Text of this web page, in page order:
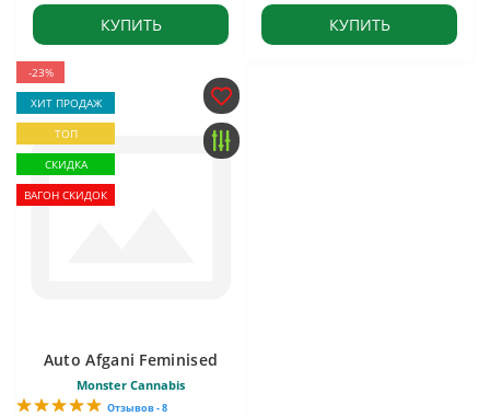
КУПИТЬ КУПИТЬ
-23%
ХИТ ПРОДАЖ
ТОП
СКИДКА
ВАГОН СКИДОК
Auto Afgani Feminised
Monster Cannabis
Отзывов - 8